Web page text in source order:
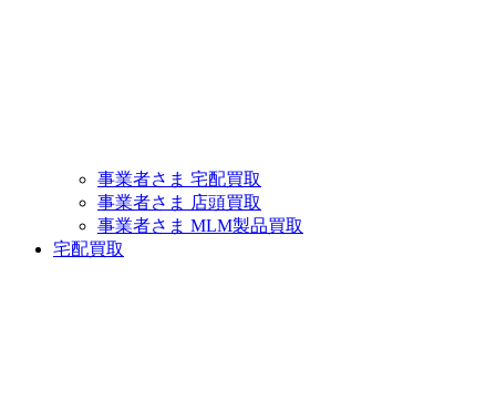
事業者さま 宅配買取
事業者さま 店頭買取
事業者さま MLM製品買取
宅配買取